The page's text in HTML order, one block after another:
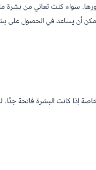
سواء كنت تعاني من
أن يساعد في الحصول على
إذا كانت البشرة فاتحة